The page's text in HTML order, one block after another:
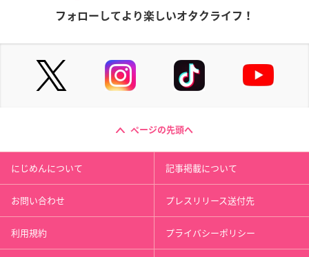
フォローしてより楽しいオタクライフ！
ページの先頭へ
にじめんについて 記事掲載について
お問い合わせ プレスリリース送付先
利用規約 プライバシーポリシー